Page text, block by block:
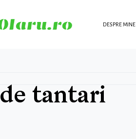
DESPRE MINE
tantari